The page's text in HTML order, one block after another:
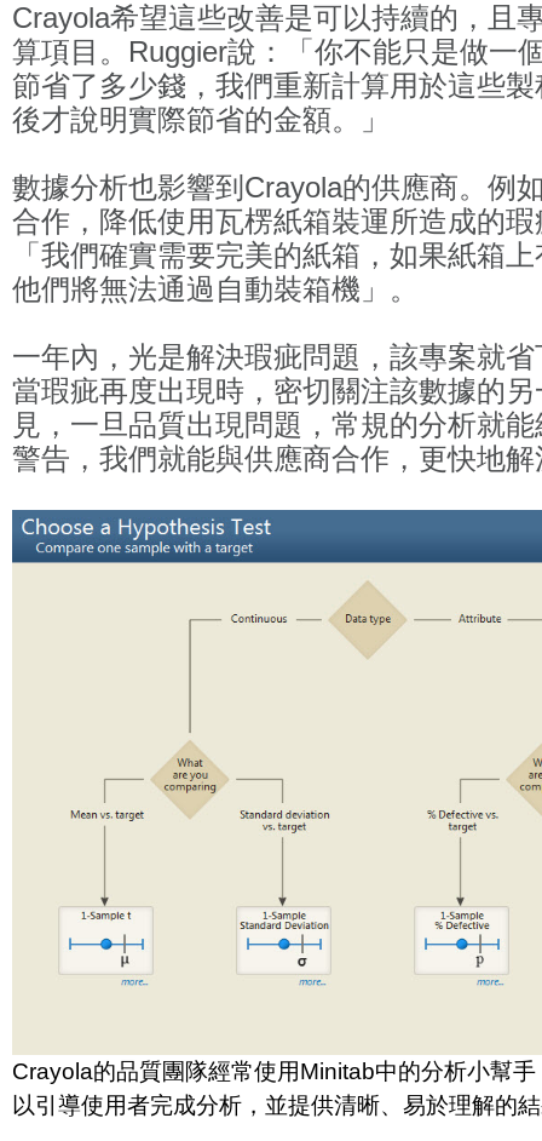
Crayola希望這些改善是可以持續的，且
算項目。Ruggier說：「你不能只是做一
節省了多少錢，我們重新計算用於這些
後才說明實際節省的金額。」
數據分析也影響到Crayola的供應商。例
合作，降低使用瓦楞紙箱裝運所造成的
「我們確實需要完美的紙箱，如果紙箱
他們將無法通過自動裝箱機」。
一年內，光是解決瑕疵問題，該專案就
當瑕疵再度出現時，密切關注該數據的
見，一旦品質出現問題，常規的分析就
警告，我們就能與供應商合作，更快地
Crayola的品質團隊經常使用Minitab中的分析小幫
以引導使用者完成分析，並提供清晰、易於理解的